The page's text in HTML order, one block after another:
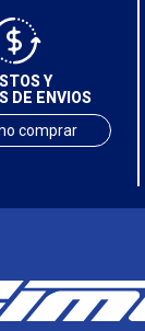
Y
DE ENVIOS
comprar